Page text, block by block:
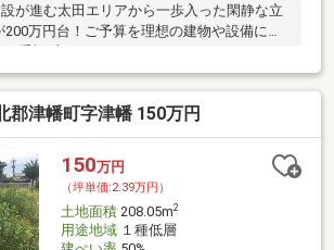
が進む太田エリアから一歩入った閑静な立
万円台！ご予算を理想の建物や設備に回
重視派にオススメ！
郡津幡町字津幡 150万円
150万円
（坪単価:2.39万円）
土地面積208.05m2
用途地域１種低層